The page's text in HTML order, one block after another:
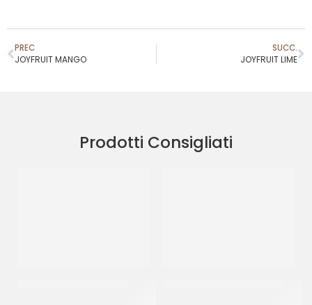
PREC
JOYFRUIT MANGO
SUCC.
JOYFRUIT LIME
Prodotti Consigliati